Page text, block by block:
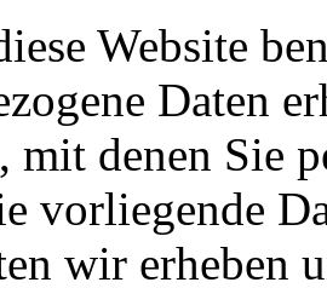
Website
Daten
mit denen Sie
vorliegende
wir erheben